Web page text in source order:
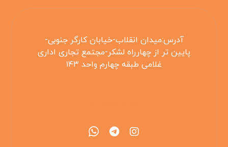
آدرس:میدان انقلاب-خیابان کارگر جنوبی-
پایین تر از چهارراه لشکر-مجتمع تجاری اداری
غلامی طبقه چهارم واحد ۱۴۳